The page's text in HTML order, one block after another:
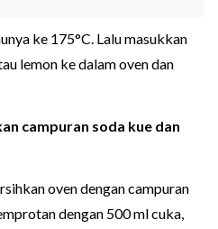
ke 175°C. Lalu masukkan
lemon ke dalam oven dan
campuran soda kue dan
oven dengan campuran
dengan 500 ml cuka,